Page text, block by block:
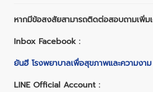
หากมีข้อสงสัยสามารถติดต่อสอบถามเพิ่ม
Inbox Facebook :
ยันฮี โรงพยาบาลเพื่อสุขภาพและความงาม
LINE Official Account :